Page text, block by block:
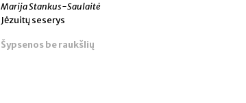
Marija Stankus-Saulaitė
Jėzuitų seserys
Šypsenos be raukšlių